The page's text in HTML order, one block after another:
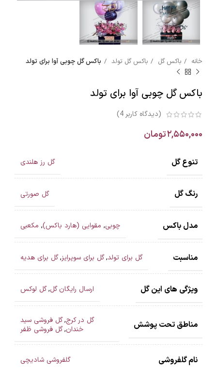
خانه باکس گل باکس گل تولد باکس گل چوبی آوا برای تولد
باکس گل چوبی آوا برای تولد
(دیدگاه کاربر 4
)
۲,۵۵۰,۰۰۰تومان
تنوع گل گل رز هلندی
رنگ گل گل صورتی
مدل باکس چوبی, مقوایی (هارد باکس), مکعبی
مناسبت گل برای تولد,گل برای سوپرایز,گل برای هدیه
ویژگی های این گل ارسال رایگان گل,گل لوکس
مناطق تحت پوشش گل در کرج,گل فروشی سید
خندان,گل فروشی ظفر
نام گلفروشی گلفروشی شادیچی